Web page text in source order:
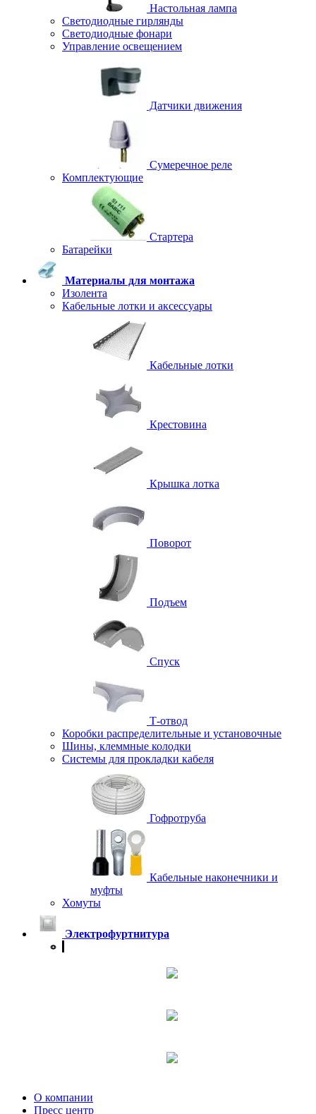
Настольная лампа
Светодиодные гирлянды
Светодиодные фонари
Управление освещением
Датчики движения
Сумеречное реле
Комплектующие
Стартера
Батарейки
Материалы для монтажа
Изолента
Кабельные лотки и аксессуары
Кабельные лотки
Крестовина
Крышка лотка
Поворот
Подъем
Спуск
Т-отвод
Коробки распределительные и установочные
Шины, клеммные колодки
Системы для прокладки кабеля
Гофротруба
Кабельные наконечники и
муфты
Хомуты
Электрофуртнитура
О компании
Пресс центр